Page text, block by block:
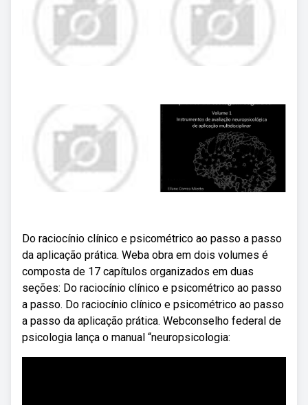
Do raciocínio clínico e psicométrico ao passo a passo
da aplicação prática. Weba obra em dois volumes é
composta de 17 capítulos organizados em duas
seções: Do raciocínio clínico e psicométrico ao passo
a passo. Do raciocínio clínico e psicométrico ao passo
a passo da aplicação prática. Webconselho federal de
psicologia lança o manual “neuropsicologia: